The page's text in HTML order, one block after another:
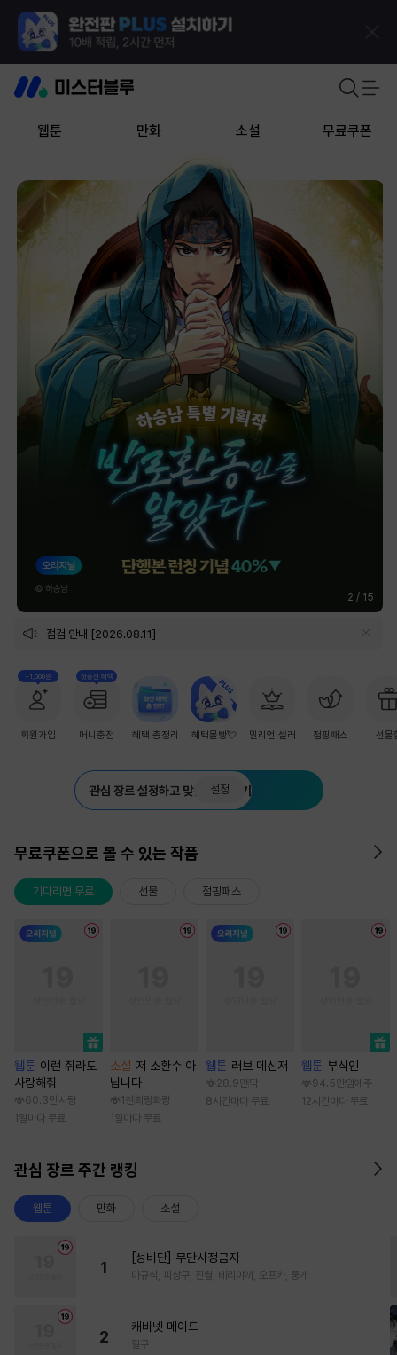
웹툰 만화 소설 무료쿠폰
2 / 15
점검 안내 [2026.08.11]
+1,000원
회원가입
첫충전 혜택
머니충전 혜택 총정리 혜택몰빵💘 밀리언 셀러 점핑패스 선물
관심 장르 설정하고 맞춤 추천 받기
설정
무료쿠폰으로 볼 수 있는 작품
기다리면 무료 선물 점핑패스
웹툰 이런 쥐라도
사랑해줘
60.3만 사탕
1일마다 무료
소설 저 소환수 아
닙니다
1천 희랑화랑
1일마다 무료
웹툰 러브 메신저
28.9만 딱
8시간마다 무료
웹툰 부식인
94.5만 임애주
12시간마다 무료
관심 장르 주간 랭킹
웹툰 만화 소설
1
[성비단] 무단사정금지
마규식, 피상구, 진월, 테리야끼, 오프카, 뚱개
2
캐비넷 메이드
필구